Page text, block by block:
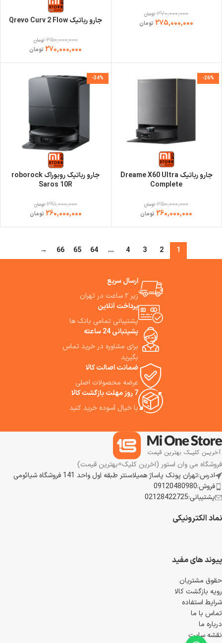
370,000,000 تومان
275,000,000 تومان جارو رباتیک Qrevo Curv 2 Flow
350,000,000 تومان
270,000,000 تومان
-26%
جارو رباتیک Dreame X60 Ultra
Complete
350,000,000 تومان
260,000,000 تومان
-34%
جارو رباتیک روبوراک roborock
Saros 10R
391,000,000 تومان
260,000,000 تومان
1
2
3
4
…
64
65
66
→
ارسال سریع
زیر ۲ ساعت در تهران
پرداخت آنلاین
پشتیبانی تمامی بانک ها
پشیتبانی 24 ساعته
برای مشاوره در خرید تماس
بگیرید
ضمانت اصالت کالا
عرضه محصولات اصلی
7 روز مهلت بازگشت کالا
با خیال آسوده خرید کنید
فروشگاه می وان استور (اخرین کلیک=بهترین قیمت)
ادرس:تهران پونک پاساژ همیلاسنتر طبقه اول واحد 141 فروشگاه شیائومی
فروش:09120480980
پشتیبانی:02128422725
نماد الکترونیکی
پیوند های مفید
حقوق مشتریان
رویه بازگشت کالا
شرایط استفاده
تماس با ما
درباره ما
نقشه سایت